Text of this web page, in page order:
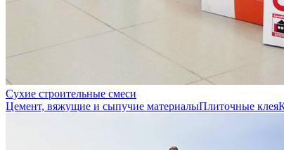
Сухие строительные смеси
Цемент, вяжущие и сыпучие материалыПлиточные клея